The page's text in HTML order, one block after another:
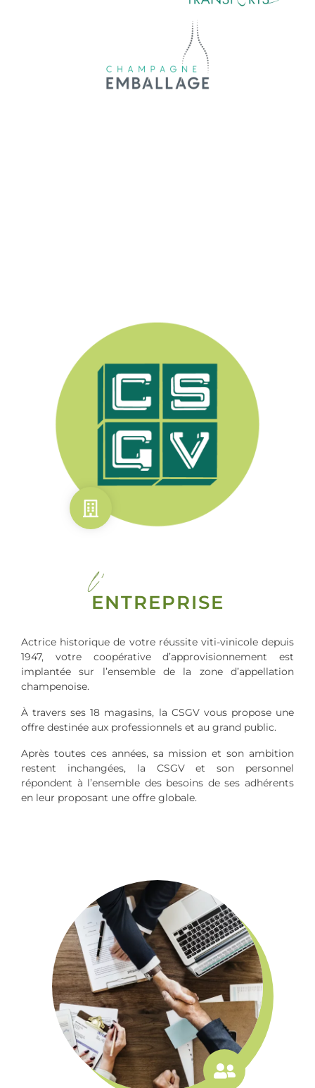
l'
ENTREPRISE
Actrice historique de votre réussite viti-vinicole depuis
1947, votre coopérative d’approvisionnement est
implantée sur l’ensemble de la zone d’appellation
champenoise.
À travers ses 18 magasins, la CSGV vous propose une
offre destinée aux professionnels et au grand public.
Après toutes ces années, sa mission et son ambition
restent inchangées, la CSGV et son personnel
répondent à l’ensemble des besoins de ses adhérents
en leur proposant une offre globale.